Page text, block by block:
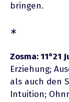
bringen.
∗
Zosma: 11°21
Erziehung;
als auch den
Intuition;